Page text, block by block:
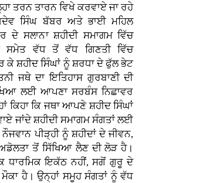
ਤਰਨ ਤਾਰਨ ਵਿਖੇ ਕਰਵਾਏ ਜਾ ਰਹੇ
ਸਿੰਘ ਬੱਬਰ ਅਤੇ ਭਾਈ ਮਹਿਲ
ਦੇ ਸਲਾਨਾ ਸ਼ਹੀਦੀ ਸਮਾਗਮ ਵਿੱਚ
ਸਮੇਤ ਵੱਧ ਤੋਂ ਵੱਧ ਗਿਣਤੀ ਵਿੱਚ
ਕੇ ਸ਼ਹੀਦ ਸਿੰਘਾਂ ਨੂੰ ਸ਼ਰਧਾ ਦੇ ਫੁੱਲ ਭੇਟ
ਜਥੇ ਦਾ ਇਤਿਹਾਸ ਗੁਰਬਾਣੀ ਦੀ
ਲਈ ਆਪਣਾ ਸਰਬੰਸ ਨਿਛਾਵਰ
ਕਿ ਜਥਾ ਆਪਣੇ ਸ਼ਹੀਦ ਸਿੰਘਾਂ
ਜਾਂਦੇ ਸ਼ਹੀਦੀ ਸਮਾਗਮ ਸੰਗਤਾਂ ਲਈ
ਪੀੜ੍ਹੀ ਨੂੰ ਸ਼ਹੀਦਾਂ ਦੇ ਜੀਵਨ,
ਤੋਂ ਸਿੱਖਿਆ ਲੈਣ ਦੀ ਲੋੜ ਹੈ।
ਧਾਰਮਿਕ ਇਕੱਠ ਨਹੀਂ, ਸਗੋਂ ਗੁਰੂ ਦੇ
ਹੈ। ਉਨ੍ਹਾਂ ਸਮੂਹ ਸੰਗਤਾਂ ਨੂੰ ਵੱਧ